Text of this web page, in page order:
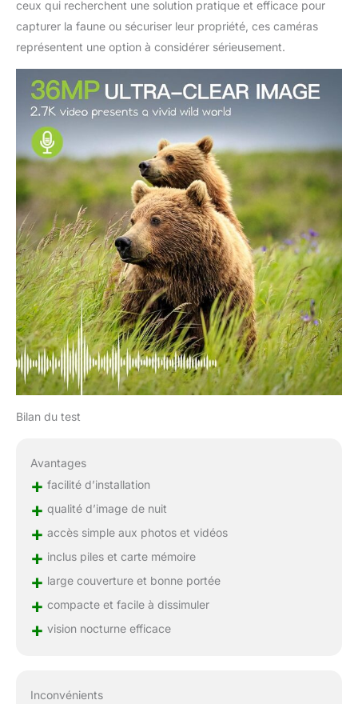
tropicales, etc. Le design
PIR efficace fonctionne
pour réduire les faux
impressionnante de 17
000 images Leur petite
taille les rend plus faciles
à dissimuler contre le
vol/le vandalisme, et
également beaucoup
plus faciles à transporter
sur le terrain. 【Facile à
utiliser et à installer】
Vous pouvez facilement
utiliser la caméra de trail
en suivant le manuel
d'utilisation ou la vidéo
d'instructions (français
non garanti). La caméra
de jeu de piste est livrée
avec un support de
montage bien conçu, ce
qui facilite l'installation et
peut être utilisé pour des
applications telles que la
surveillance de la faune,
surveillance des
parcs/arrière-
ceux qui recherchent une solution pratique et efficace pour
capturer la faune ou sécuriser leur propriété, ces caméras
représentent une option à considérer sérieusement.
Bilan du test
Avantages
+ facilité d’installation
+ qualité d’image de nuit
+ accès simple aux photos et vidéos
+ inclus piles et carte mémoire
+ large couverture et bonne portée
+ compacte et facile à dissimuler
+ vision nocturne efficace
Inconvénients